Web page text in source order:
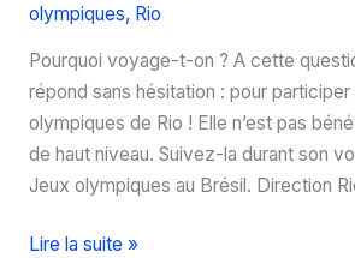
olympiques, Rio
Pourquoi voyage-t-on ? A cette
répond sans hésitation : pour
olympiques de Rio ! Elle n’est pas
de haut niveau. Suivez-la durant son
Jeux olympiques au Brésil. Direction
Voyage
Lire la suite »